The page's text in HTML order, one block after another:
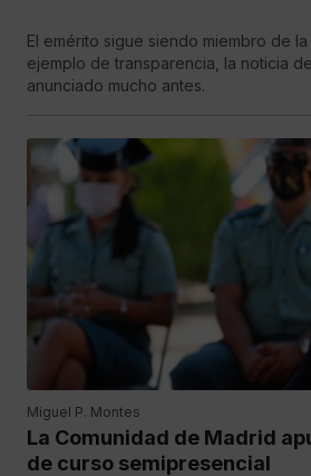
El emérito sigue siendo miembro de la
ejemplo de transparencia, la noticia
anunciado mucho antes.
Miguel P. Montes
La Comunidad de Madrid
de curso semipresencial